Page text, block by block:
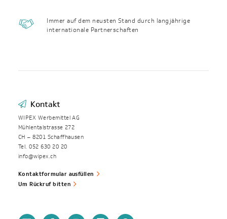
Immer auf dem neusten Stand durch langjährige
internationale Partnerschaften
Kontakt
WIPEX Werbemittel AG
Mühlentalstrasse 272
CH – 8201 Schaffhausen
Tel. 052 630 20 20
info@wipex.ch
Kontaktformular ausfüllen
Um Rückruf bitten